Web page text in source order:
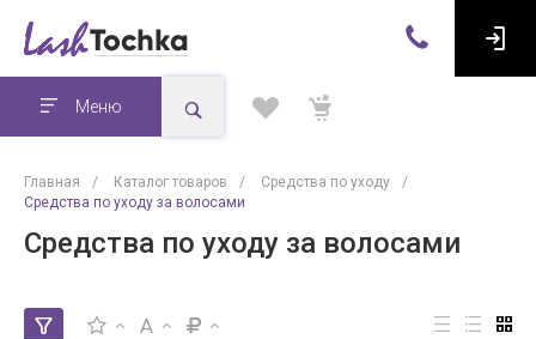
Меню
Главная / Каталог товаров / Средства по уходу
/
Средства по уходу за волосами
Средства по уходу за волосами
A